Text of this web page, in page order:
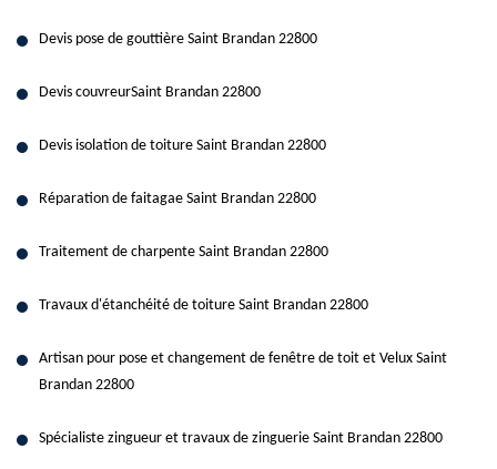
Devis pose de gouttière Saint Brandan 22800
Devis couvreurSaint Brandan 22800
Devis isolation de toiture Saint Brandan 22800
Réparation de faitagae Saint Brandan 22800
Traitement de charpente Saint Brandan 22800
Travaux d'étanchéité de toiture Saint Brandan 22800
Artisan pour pose et changement de fenêtre de toit et Velux Saint
Brandan 22800
Spécialiste zingueur et travaux de zinguerie Saint Brandan 22800